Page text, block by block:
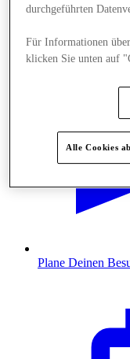
Plane Deinen
durchgeführten
Für Informationen
klicken Sie unten auf
Alle Cookies